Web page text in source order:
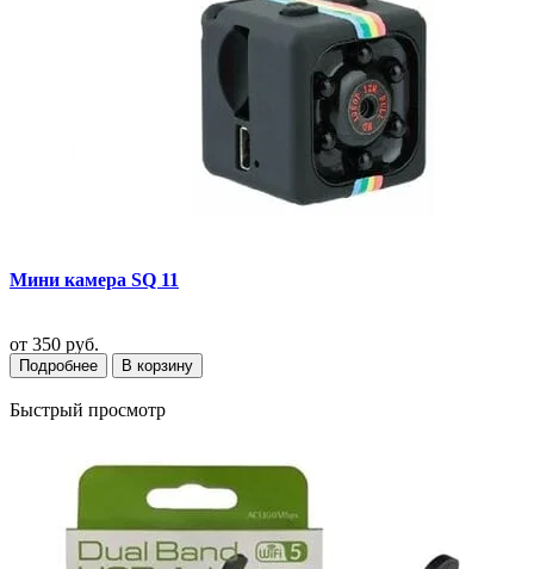
Мини камера SQ 11
от 350 руб.
Подробнее В корзину
Быстрый просмотр